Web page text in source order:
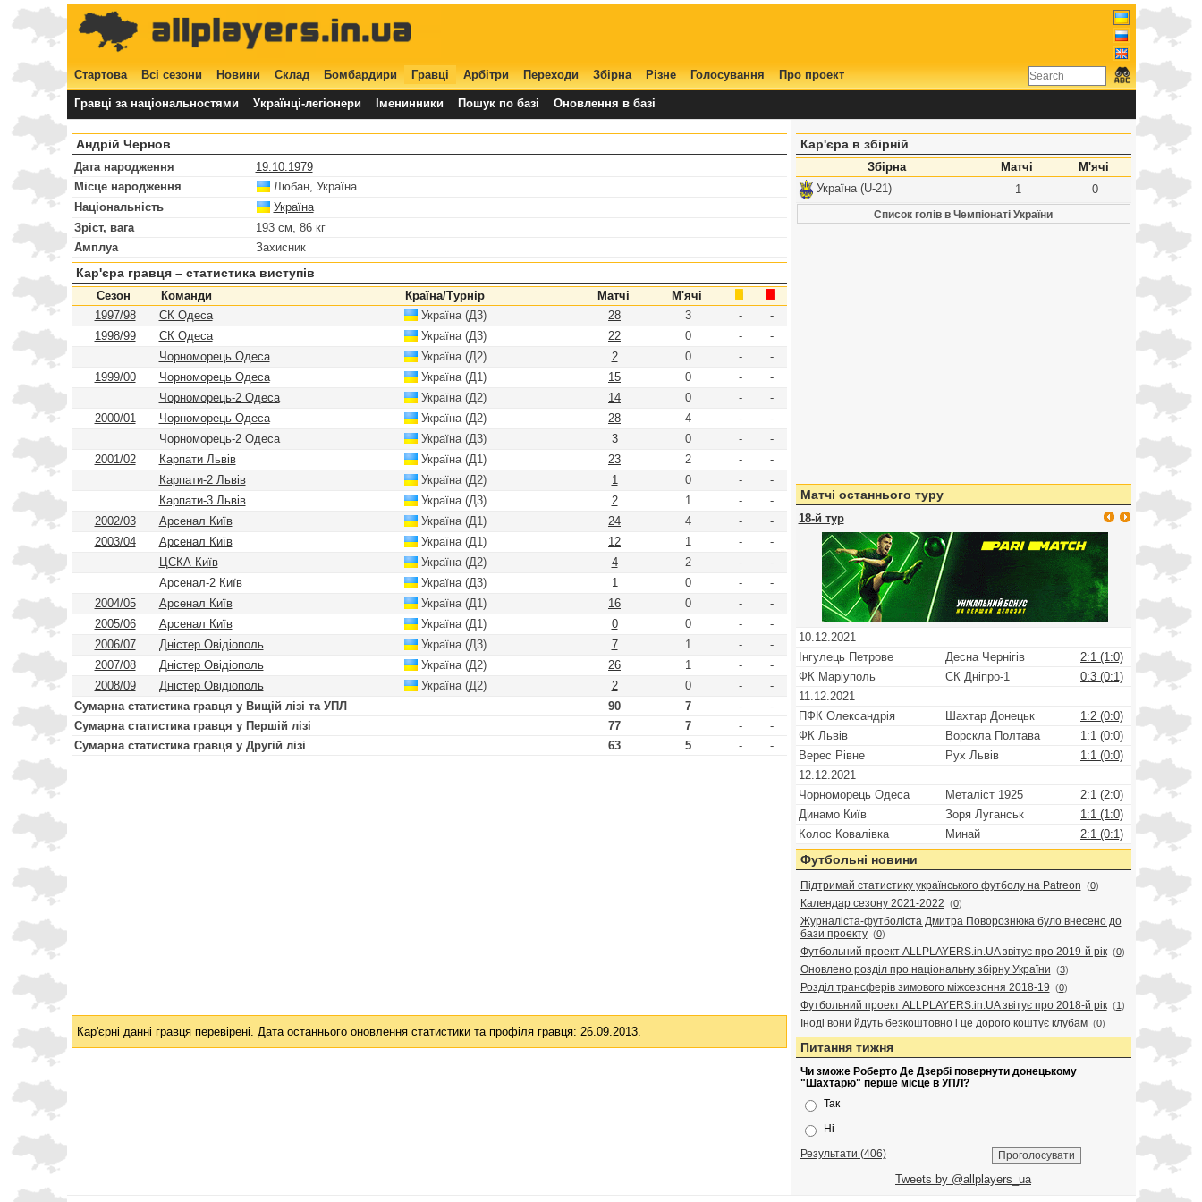
Стартова Всі сезони Новини Склад Бомбардири Гравці Арбітри Переходи Збірна Різне Голосування Про проект
Гравці за національностями Українці-легіонери Іменинники Пошук по базі Оновлення в базі
Андрій Чернов
Дата народження
19.10.1979
Місце народження
Любан, Україна
Національність
Україна
Зріст, вага
193 см, 86 кг
Амплуа
Захисник
Кар'єра гравця – статистика виступів
Сезон Команди Країна/Турнір Матчі
М'ячі
1997/98
СК Одеса Україна (Д3) 28 3 -
-
1998/99
СК Одеса Україна (Д3) 22 0 -
-
Чорноморець Одеса
Україна (Д2) 2 0 -
-
1999/00
Чорноморець Одеса Україна (Д1) 15 0 -
-
Чорноморець-2 Одеса
Україна (Д2) 14 0 -
-
2000/01
Чорноморець Одеса Україна (Д2) 28 4 -
-
Чорноморець-2 Одеса
Україна (Д3) 3 0 -
-
2001/02
Карпати Львів Україна (Д1) 23 2 -
-
Карпати-2 Львів
Україна (Д2) 1 0 -
-
Карпати-3 Львів
Україна (Д3) 2 1 -
-
2002/03
Арсенал Київ Україна (Д1) 24 4 -
-
2003/04
Арсенал Київ Україна (Д1) 12 1 -
-
ЦСКА Київ
Україна (Д2) 4 2 -
-
Арсенал-2 Київ
Україна (Д3) 1 0 -
-
2004/05
Арсенал Київ Україна (Д1) 16 0 -
-
2005/06
Арсенал Київ Україна (Д1) 0 0 -
-
2006/07
Дністер Овідіополь Україна (Д3) 7 1 -
-
2007/08
Дністер Овідіополь Україна (Д2) 26 1 -
-
2008/09
Дністер Овідіополь Україна (Д2) 2 0 -
-
Сумарна статистика гравця у Вищій лізі та УПЛ
90 7 -
-
Сумарна статистика гравця у Першій лізі
77 7 -
-
Сумарна статистика гравця у Другій лізі
63 5 - -
Кар'єрні данні гравця перевірені. Дата останнього оновлення статистики та профіля гравця: 26.09.2013.
Кар'єра в збірній
Збірна Матчі
М'ячі
Україна (U-21)
1 0
Список голів в Чемпіонаті України
Матчі останнього туру
18-й тур
10.12.2021
Інгулець Петрове
Десна Чернігів
2:1 (1:0)
ФК Маріуполь
СК Дніпро-1
0:3 (0:1)
11.12.2021
ПФК Олександрія
Шахтар Донецьк
1:2 (0:0)
ФК Львів
Ворскла Полтава
1:1 (0:0)
Верес Рівне
Рух Львів
1:1 (0:0)
12.12.2021
Чорноморець Одеса
Металіст 1925
2:1 (2:0)
Динамо Київ
Зоря Луганськ
1:1 (1:0)
Колос Ковалівка
Минай 2:1 (0:1)
Футбольні новини
Підтримай статистику українського футболу на Patreon (0)
Календар сезону 2021-2022 (0)
Журналіста-футболіста Дмитра Поворознюка було внесено до
бази проекту (0)
Футбольний проект ALLPLAYERS.in.UA звітує про 2019-й рік (0)
Оновлено розділ про національну збірну України (3)
Розділ трансферів зимового міжсезоння 2018-19 (0)
Футбольний проект ALLPLAYERS.in.UA звітує про 2018-й рік (1)
Іноді вони йдуть безкоштовно і це дорого коштує клубам (0)
Питання тижня
Чи зможе Роберто Де Дзербі повернути донецькому
"Шахтарю" перше місце в УПЛ?
Так
Ні
Результати (406)
Tweets by @allplayers_ua